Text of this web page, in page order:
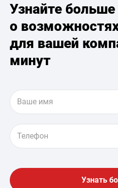
Узнайте больше
о
для вашей
минут